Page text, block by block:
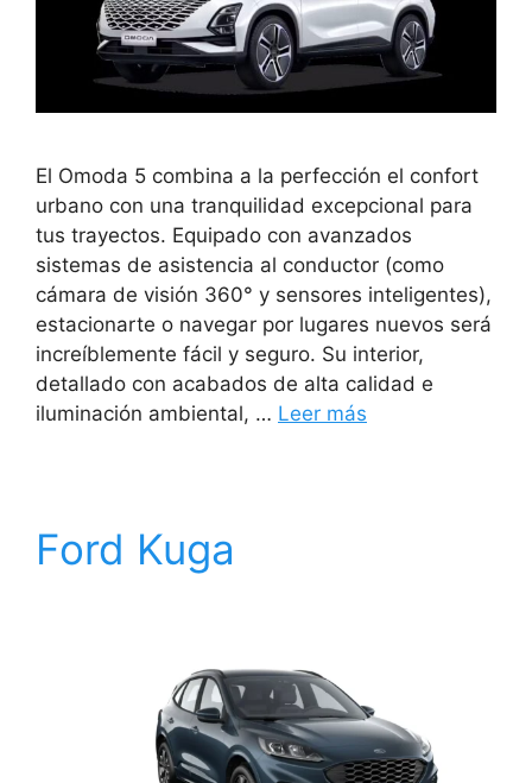
El Omoda 5 combina a la perfección el confort
urbano con una tranquilidad excepcional para
tus trayectos. Equipado con avanzados
sistemas de asistencia al conductor (como
cámara de visión 360° y sensores inteligentes),
estacionarte o navegar por lugares nuevos será
increíblemente fácil y seguro. Su interior,
detallado con acabados de alta calidad e
iluminación ambiental, … Leer más
Ford Kuga